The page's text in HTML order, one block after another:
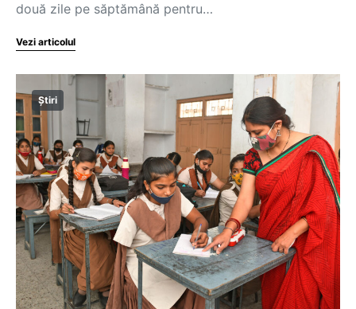
două zile pe săptămână pentru…
Vezi articolul
Știri